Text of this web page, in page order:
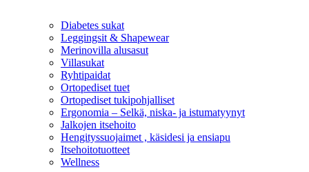
Diabetes sukat
Leggingsit & Shapewear
Merinovilla alusasut
Villasukat
Ryhtipaidat
Ortopediset tuet
Ortopediset tukipohjalliset
Ergonomia – Selkä, niska- ja istumatyynyt
Jalkojen itsehoito
Hengityssuojaimet , käsidesi ja ensiapu
Itsehoitotuotteet
Wellness